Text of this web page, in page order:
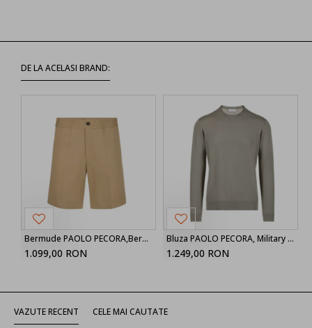
DE LA ACELASI BRAND:
Bermude PAOLO PECORA,Bermuda Shorts with Elastic Belt in Cotton Rope
1.099,00 RON
Bluza PAOLO PECORA, Military Cotton Silk
1.249,00 RON
VAZUTE RECENT CELE MAI CAUTATE